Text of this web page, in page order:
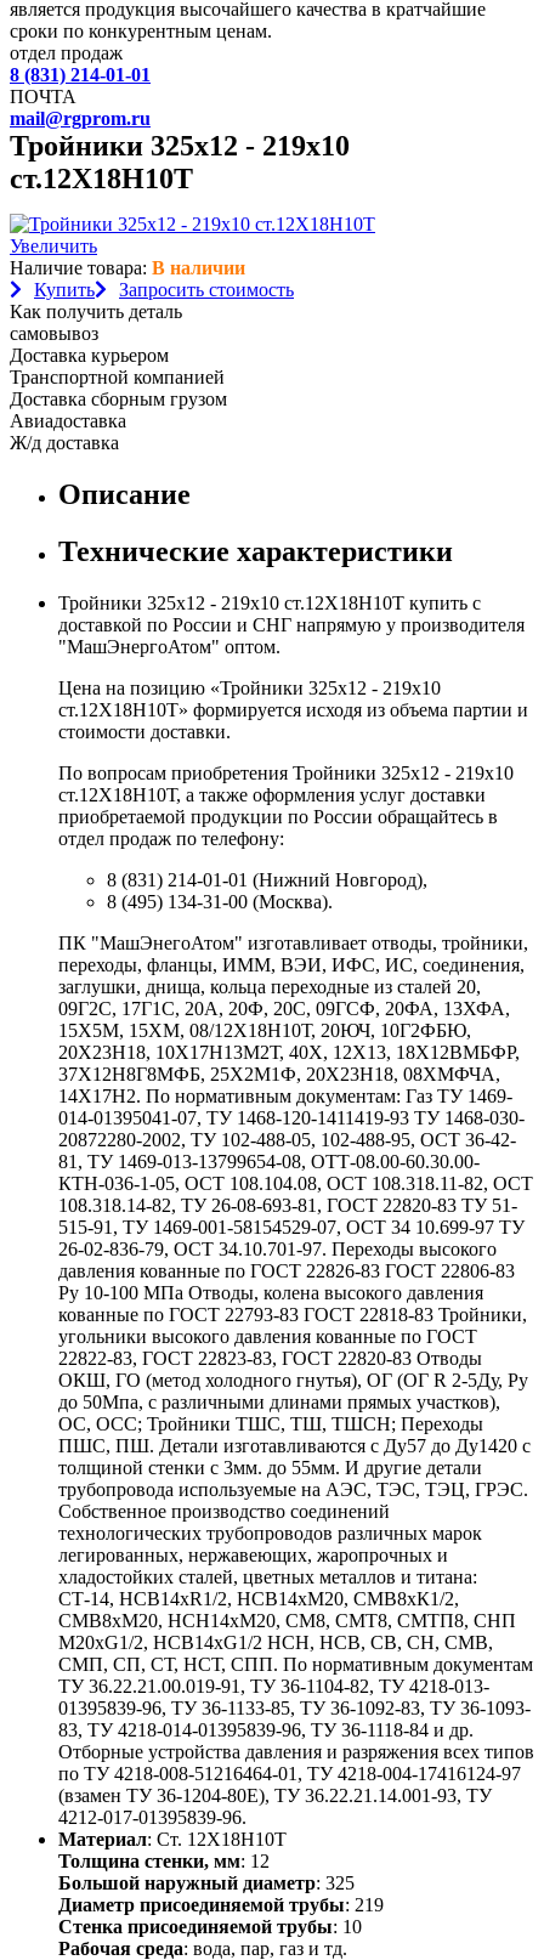
является продукция высочайшего качества в кратчайшие
сроки по конкурентным ценам.
отдел продаж
8 (831) 214-01-01
ПОЧТА
mail@rgprom.ru
Тройники 325х12 - 219х10
ст.12Х18Н10Т
Увеличить
Наличие товара: В наличии
Купить
Запросить стоимость
Как получить деталь
самовывоз
Доставка курьером
Транспортной компанией
Доставка сборным грузом
Авиадоставка
Ж/д доставка
Описание
Технические характеристики
Тройники 325х12 - 219х10 ст.12Х18Н10Т купить с
доставкой по России и СНГ напрямую у производителя
"МашЭнергоАтом" оптом.
Цена на позицию «Тройники 325х12 - 219х10
ст.12Х18Н10Т» формируется исходя из объема партии и
стоимости доставки.
По вопросам приобретения Тройники 325х12 - 219х10
ст.12Х18Н10Т, а также оформления услуг доставки
приобретаемой продукции по России обращайтесь в
отдел продаж по телефону:
8 (831) 214-01-01 (Нижний Новгород),
8 (495) 134-31-00 (Москва).
ПК "МашЭнегоАтом" изготавливает отводы, тройники,
переходы, фланцы, ИММ, ВЭИ, ИФС, ИС, соединения,
заглушки, днища, кольца переходные из сталей 20,
09Г2С, 17Г1С, 20А, 20Ф, 20С, 09ГСФ, 20ФА, 13ХФА,
15Х5М, 15ХМ, 08/12Х18Н10Т, 20ЮЧ, 10Г2ФБЮ,
20Х23Н18, 10Х17Н13М2Т, 40Х, 12Х13, 18Х12ВМБФР,
37Х12Н8Г8МФБ, 25Х2М1Ф, 20Х23Н18, 08ХМФЧА,
14Х17Н2. По нормативным документам: Газ ТУ 1469-
014-01395041-07, ТУ 1468-120-1411419-93 ТУ 1468-030-
20872280-2002, ТУ 102-488-05, 102-488-95, ОСТ 36-42-
81, ТУ 1469-013-13799654-08, ОТТ-08.00-60.30.00-
КТН-036-1-05, ОСТ 108.104.08, ОСТ 108.318.11-82, ОСТ
108.318.14-82, ТУ 26-08-693-81, ГОСТ 22820-83 ТУ 51-
515-91, ТУ 1469-001-58154529-07, ОСТ 34 10.699-97 ТУ
26-02-836-79, ОСТ 34.10.701-97. Переходы высокого
давления кованные по ГОСТ 22826-83 ГОСТ 22806-83
Ру 10-100 МПа Отводы, колена высокого давления
кованные по ГОСТ 22793-83 ГОСТ 22818-83 Тройники,
угольники высокого давления кованные по ГОСТ
22822-83, ГОСТ 22823-83, ГОСТ 22820-83 Отводы
ОКШ, ГО (метод холодного гнутья), ОГ (ОГ R 2-5Ду, Ру
до 50Мпа, с различными длинами прямых участков),
ОС, ОСС; Тройники ТШС, ТШ, ТШСН; Переходы
ПШС, ПШ. Детали изготавливаются с Ду57 до Ду1420 с
толщиной стенки с 3мм. до 55мм. И другие детали
трубопровода используемые на АЭС, ТЭС, ТЭЦ, ГРЭС.
Собственное производство соединений
технологических трубопроводов различных марок
легированных, нержавеющих, жаропрочных и
хладостойких сталей, цветных металлов и титана:
СТ-14, НСВ14хR1/2, НСВ14хМ20, СМВ8хК1/2,
СМВ8хМ20, НСН14хМ20, СМ8, СМТ8, СМТП8, СНП
М20хG1/2, НСВ14хG1/2 НСН, НСВ, СВ, СН, СМВ,
СМП, СП, СТ, НСТ, СПП. По нормативным документам
ТУ 36.22.21.00.019-91, ТУ 36-1104-82, ТУ 4218-013-
01395839-96, ТУ 36-1133-85, ТУ 36-1092-83, ТУ 36-1093-
83, ТУ 4218-014-01395839-96, ТУ 36-1118-84 и др.
Отборные устройства давления и разряжения всех типов
по ТУ 4218-008-51216464-01, ТУ 4218-004-17416124-97
(взамен ТУ 36-1204-80Е), ТУ 36.22.21.14.001-93, ТУ
4212-017-01395839-96.
Материал: Ст. 12Х18Н10Т
Толщина стенки, мм: 12
Большой наружный диаметр: 325
Диаметр присоединяемой трубы: 219
Стенка присоединяемой трубы: 10
Рабочая среда: вода, пар, газ и тд.